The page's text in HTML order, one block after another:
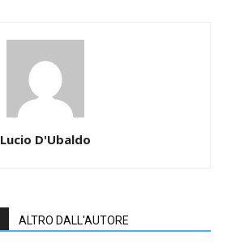
Lucio D'Ubaldo
ALTRO DALL'AUTORE